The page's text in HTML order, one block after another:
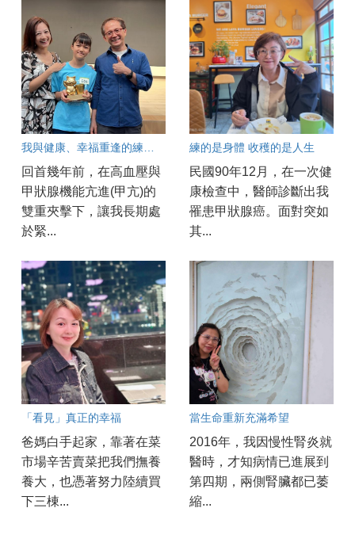
回首幾年前，在高血壓與
甲狀腺機能亢進(甲亢)的
雙重夾擊下，讓我長期處
於緊...
練的是身體 收穫的是人生
民國90年12月，在一次健
康檢查中，醫師診斷出我
罹患甲狀腺癌。面對突如
其...
「看見」真正的幸福
爸媽白手起家，靠著在菜
市場辛苦賣菜把我們撫養
養大，也憑著努力陸續買
下三棟...
當生命重新充滿希望
2016年，我因慢性腎炎就
醫時，才知病情已進展到
第四期，兩側腎臟都已萎
縮...